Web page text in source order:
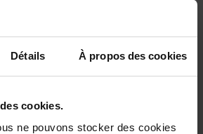
Détails À propos des cookies
cookies.
ne pouvons stocker des cookies
Ajouter
à partir de 50€
votre magasin